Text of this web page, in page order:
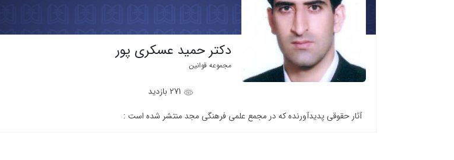
دکتر حمید عسکری پور
مجموعه قوانین
آثار حقوقی پدیدآورنده که در مجمع علمی فرهنگی مجد منتشر شده است :